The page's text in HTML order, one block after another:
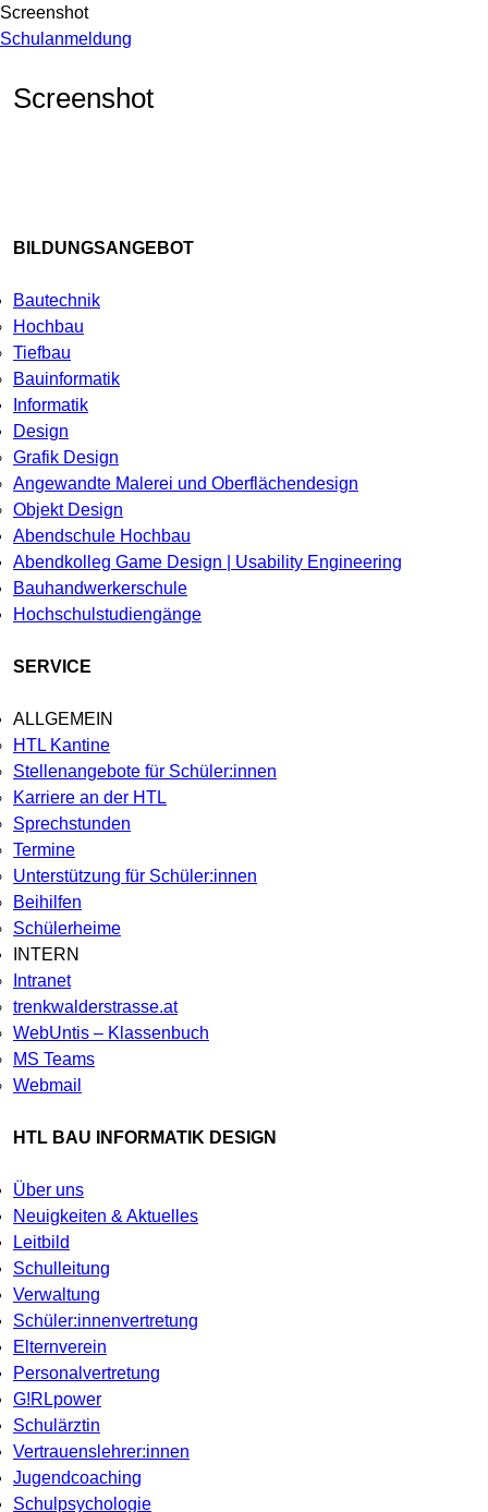
Screenshot
Schulanmeldung
Screenshot
BILDUNGSANGEBOT
Bautechnik
Hochbau
Tiefbau
Bauinformatik
Informatik
Design
Grafik Design
Angewandte Malerei und Oberflächendesign
Objekt Design
Abendschule Hochbau
Abendkolleg Game Design | Usability Engineering
Bauhandwerkerschule
Hochschulstudiengänge
SERVICE
ALLGEMEIN
HTL Kantine
Stellenangebote für Schüler:innen
Karriere an der HTL
Sprechstunden
Termine
Unterstützung für Schüler:innen
Beihilfen
Schülerheime
INTERN
Intranet
trenkwalderstrasse.at
WebUntis – Klassenbuch
MS Teams
Webmail
HTL BAU INFORMATIK DESIGN
Über uns
Neuigkeiten & Aktuelles
Leitbild
Schulleitung
Verwaltung
Schüler:innenvertretung
Elternverein
Personalvertretung
G!RLpower
Schulärztin
Vertrauenslehrer:innen
Jugendcoaching
Schulpsychologie